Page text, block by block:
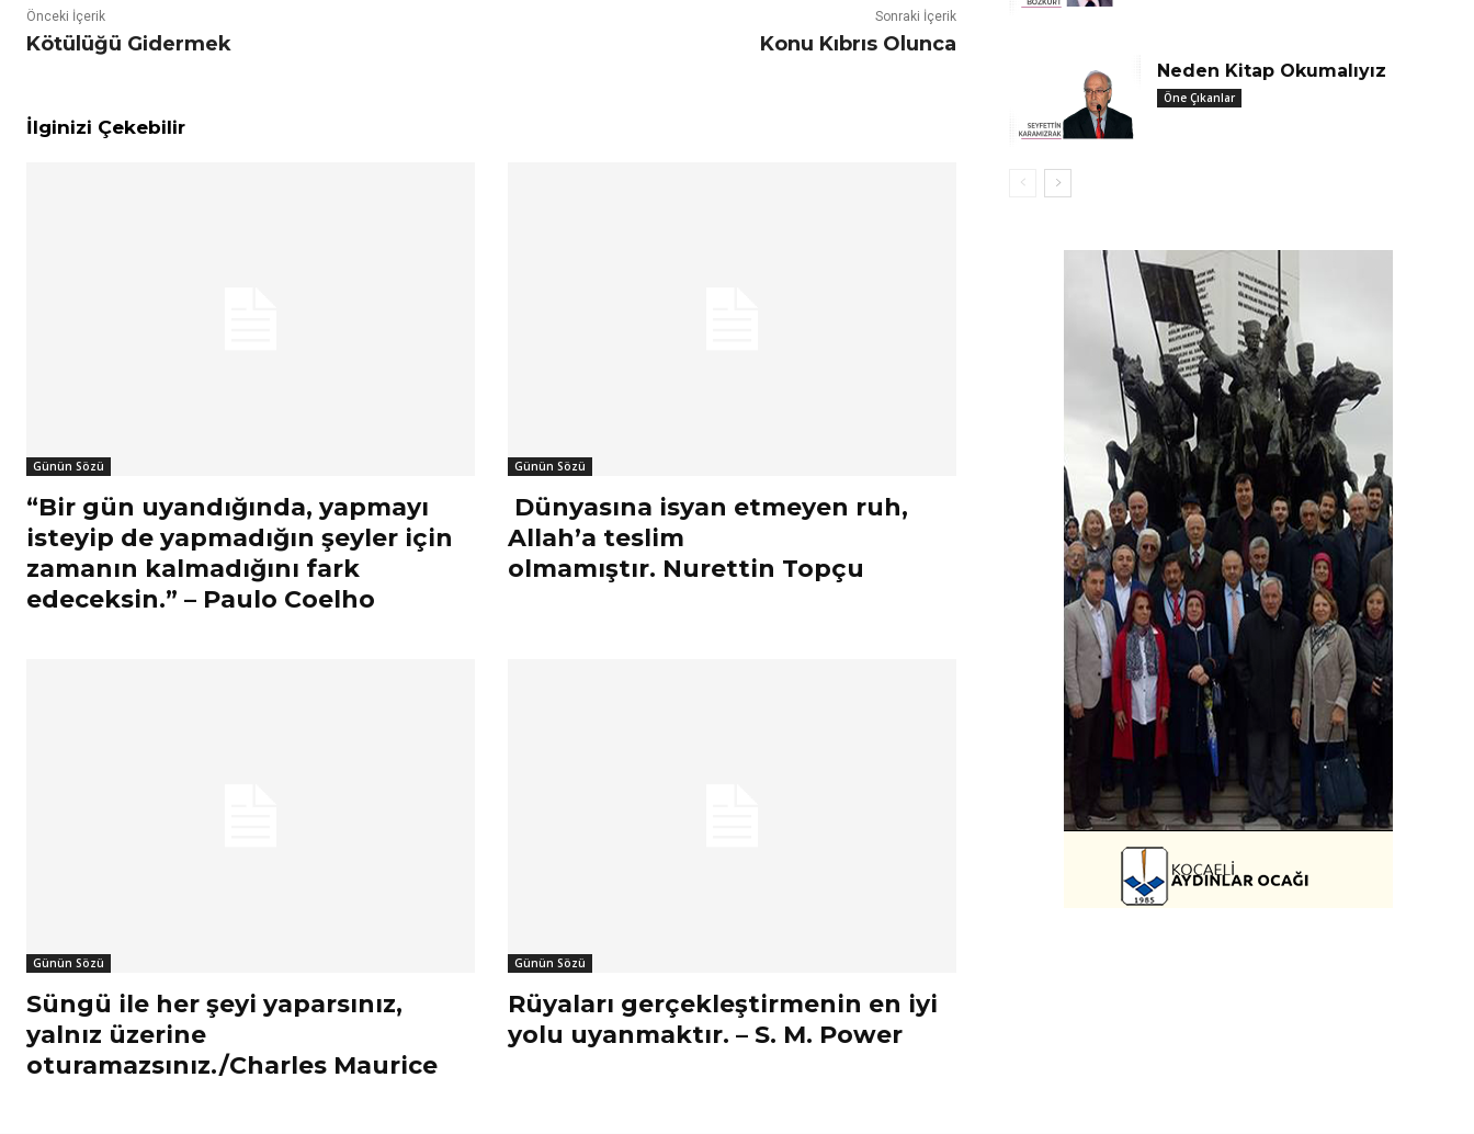
Önceki İçerik
Kötülüğü Gidermek
Sonraki İçerik
Konu Kıbrıs Olunca
İlginizi Çekebilir
Günün Sözü
“Bir gün uyandığında, yapmayı
isteyip de yapmadığın şeyler için
zamanın kalmadığını fark
edeceksin.” – Paulo Coelho
Günün Sözü
Dünyasına isyan etmeyen ruh,
Allah’a teslim
olmamıştır. Nurettin Topçu
Günün Sözü
Süngü ile her şeyi yaparsınız,
yalnız üzerine
oturamazsınız./Charles Maurice
Günün Sözü
Rüyaları gerçekleştirmenin en iyi
yolu uyanmaktır. – S. M. Power
Neden Kitap Okumalıyız
Öne Çıkanlar